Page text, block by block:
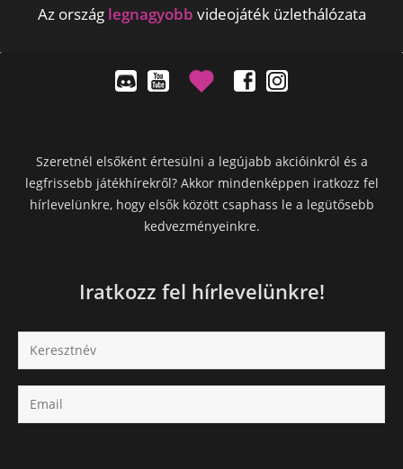
Az ország legnagyobb videojáték üzlethálózata
Szeretnél elsőként értesülni a legújabb akcióinkról és a
legfrissebb játékhírekről? Akkor mindenképpen iratkozz fel
hírlevelünkre, hogy elsők között csaphass le a legütősebb
kedvezményeinkre.
Iratkozz fel hírlevelünkre!